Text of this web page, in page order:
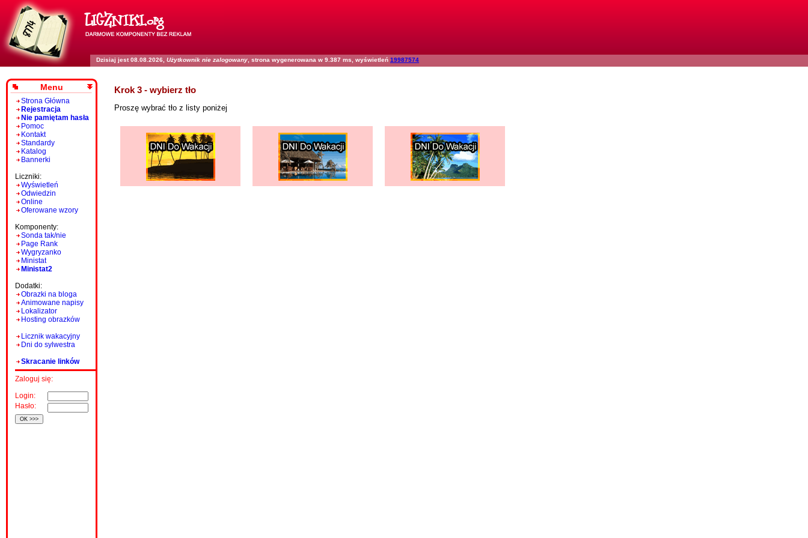
Dzisiaj jest 08.08.2026, Użytkownik nie zalogowany , strona wygenerowana w 9.387 ms, wyświetleń 19987574
Menu
Strona Główna
Rejestracja
Nie pamiętam hasła
Pomoc
Kontakt
Standardy
Katalog
Bannerki
Liczniki:
Wyświetleń
Odwiedzin
Online
Oferowane wzory
Komponenty:
Sonda tak/nie
Page Rank
Wygryzanko
Ministat
Ministat2
Dodatki:
Obrazki na bloga
Animowane napisy
Lokalizator
Hosting obrazków
Licznik wakacyjny
Dni do sylwestra
Skracanie linków
Zaloguj się:
Login:
Hasło:
Krok 3 - wybierz tło
Proszę wybrać tło z listy poniżej